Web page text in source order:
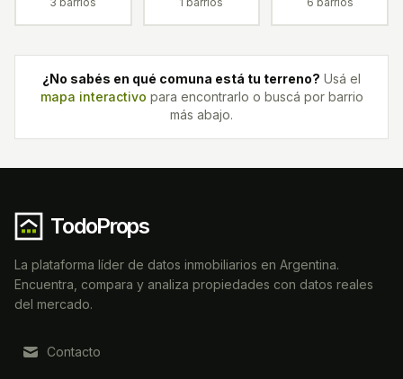
¿No sabés en qué comuna está tu terreno? Usá el
mapa interactivo para encontrarlo o buscá por barrio
más abajo.
TodoProps
La plataforma líder de datos inmobiliarios en Argentina.
Encuentra, compara y analiza propiedades con datos reales
del mercado.
Contacto